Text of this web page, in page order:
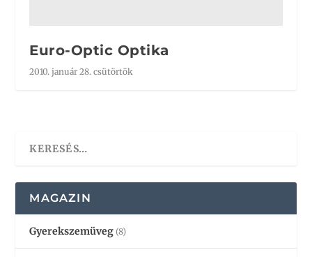
Euro-Optic Optika
2010. január 28. csütörtök
MAGAZIN
Gyerekszemüveg (8)